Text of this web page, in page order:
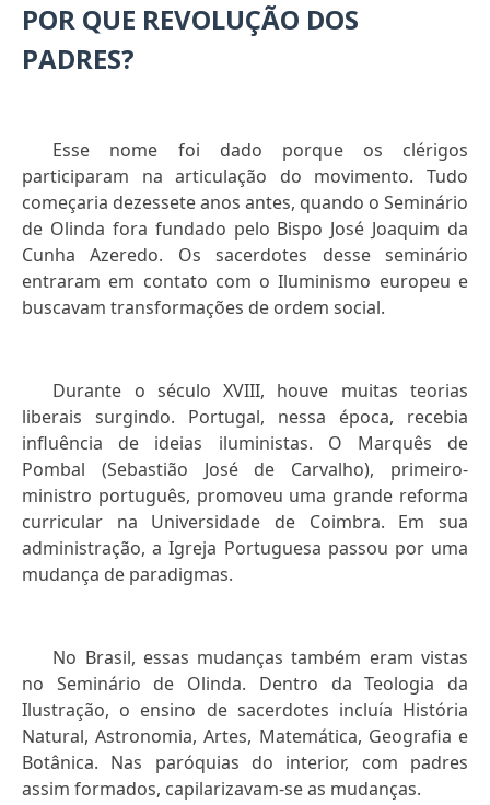
POR QUE REVOLUÇÃO DOS
PADRES?
Esse nome foi dado porque os clérigos
participaram na articulação do movimento. Tudo
começaria dezessete anos antes, quando o Seminário
de Olinda fora fundado pelo Bispo José Joaquim da
Cunha Azeredo. Os sacerdotes desse seminário
entraram em contato com o Iluminismo europeu e
buscavam transformações de ordem social.
Durante o século XVIII, houve muitas teorias
liberais surgindo. Portugal, nessa época, recebia
influência de ideias iluministas. O Marquês de
Pombal (Sebastião José de Carvalho), primeiro-
ministro português, promoveu uma grande reforma
curricular na Universidade de Coimbra. Em sua
administração, a Igreja Portuguesa passou por uma
mudança de paradigmas.
No Brasil, essas mudanças também eram vistas
no Seminário de Olinda. Dentro da Teologia da
Ilustração, o ensino de sacerdotes incluía História
Natural, Astronomia, Artes, Matemática, Geografia e
Botânica. Nas paróquias do interior, com padres
assim formados, capilarizavam-se as mudanças.